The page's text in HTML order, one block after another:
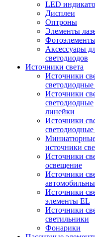
LED
Дисплеи
Оптроны
Элементы
Аксессуары
светодиодов
Источники света
Источники
Источники
светодиодные
линейки
Источники
источники
Источники
освещение
Источники
Источники
элементы EL
Источники
светильники
Фонарики